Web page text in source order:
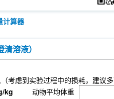
计算器
溶液）
考虑到实验过程中的损耗，建议
kg 动物平均体重